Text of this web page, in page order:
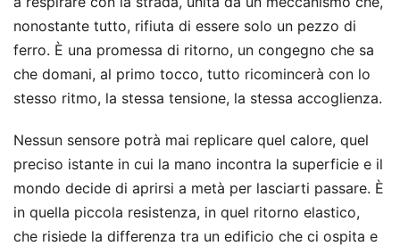
nonostante tutto, rifiuta di essere solo un pezzo di
ferro. È una promessa di ritorno, un congegno che sa
che domani, al primo tocco, tutto ricomincerà con lo
stesso ritmo, la stessa tensione, la stessa accoglienza.
Nessun sensore potrà mai replicare quel calore, quel
preciso istante in cui la mano incontra la superficie e il
mondo decide di aprirsi a metà per lasciarti passare. È
in quella piccola resistenza, in quel ritorno elastico,
che risiede la differenza tra un edificio che ci ospita e